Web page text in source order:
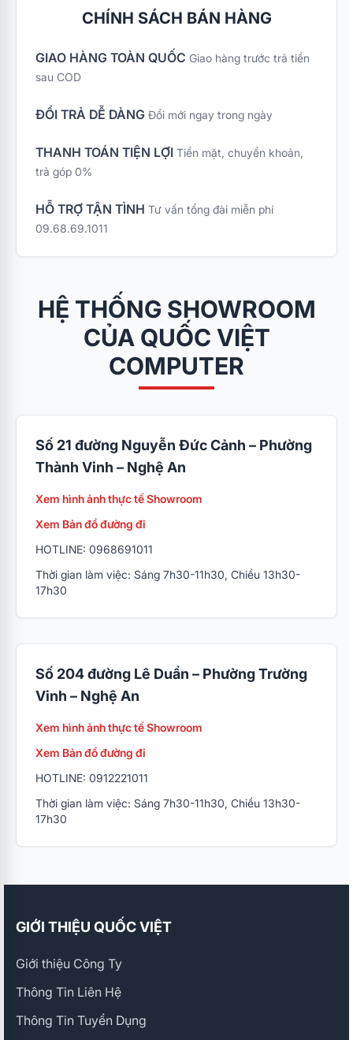
CHÍNH SÁCH BÁN HÀNG
GIAO HÀNG TOÀN QUỐC Giao hàng trước trả tiền
sau COD
ĐỔI TRẢ DỄ DÀNG Đổi mới ngay trong ngày
THANH TOÁN TIỆN LỢI Tiền mặt, chuyển khoản,
trả góp 0%
HỖ TRỢ TẬN TÌNH Tư vấn tổng đài miễn phí
09.68.69.1011
HỆ THỐNG SHOWROOM
CỦA QUỐC VIỆT
COMPUTER
Số 21 đường Nguyễn Đức Cảnh – Phường
Thành Vinh – Nghệ An
Xem hình ảnh thực tế Showroom
Xem Bản đồ đường đi
HOTLINE: 0968691011
Thời gian làm việc: Sáng 7h30-11h30, Chiều 13h30-
17h30
Số 204 đường Lê Duẩn – Phường Trường
Vinh – Nghệ An
Xem hình ảnh thực tế Showroom
Xem Bản đồ đường đi
HOTLINE: 0912221011
Thời gian làm việc: Sáng 7h30-11h30, Chiều 13h30-
17h30
GIỚI THIỆU QUỐC VIỆT
Giới thiệu Công Ty
Thông Tin Liên Hệ
Thông Tin Tuyển Dụng